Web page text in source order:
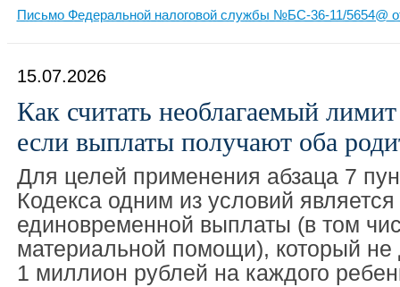
Письмо Федеральной налоговой службы №БС-36-11/5654@
15.07.2026
Как считать необлагаемый
если выплаты получают оба
Для целей применения абзаца 7
Кодекса одним из условий
единовременной выплаты (в том
материальной помощи), который
1 миллион рублей на каждого